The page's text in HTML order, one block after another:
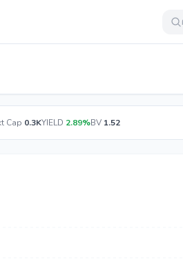
Cap 0.3KYIELD 2.89%BV 1.52